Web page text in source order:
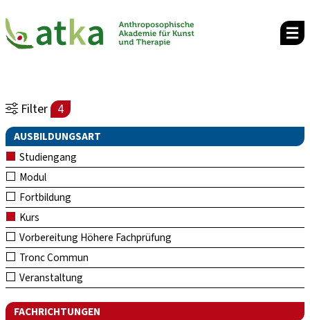
Filter 4
AUSBILDUNGSART
Studiengang
Modul
Fortbildung
Kurs
Vorbereitung Höhere Fachprüfung
Tronc Commun
Veranstaltung
FACHRICHTUNGEN